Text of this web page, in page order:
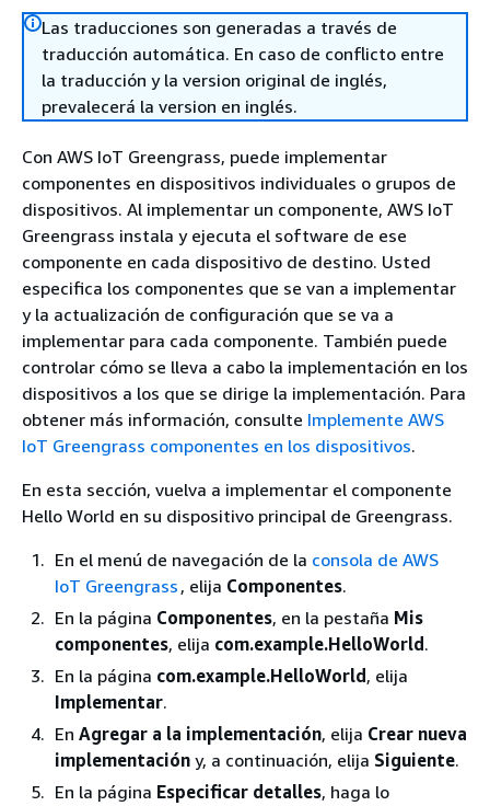
Las traducciones son generadas a través de
traducción automática. En caso de conflicto entre
la traducción y la version original de inglés,
prevalecerá la version en inglés.
Con AWS IoT Greengrass, puede implementar
componentes en dispositivos individuales o grupos de
dispositivos. Al implementar un componente, AWS IoT
Greengrass instala y ejecuta el software de ese
componente en cada dispositivo de destino. Usted
especifica los componentes que se van a implementar
y la actualización de configuración que se va a
implementar para cada componente. También puede
controlar cómo se lleva a cabo la implementación en los
dispositivos a los que se dirige la implementación. Para
obtener más información, consulte Implemente AWS
IoT Greengrass componentes en los dispositivos.
En esta sección, vuelva a implementar el componente
Hello World en su dispositivo principal de Greengrass.
En el menú de navegación de la consola de AWS
IoT Greengrass , elija Componentes.
En la página Componentes, en la pestaña Mis
componentes, elija com.example.HelloWorld .
En la página com.example.HelloWorld , elija
Implementar.
En Agregar a la implementación, elija Crear nueva
implementación y, a continuación, elija Siguiente.
En la página Especificar detalles, haga lo